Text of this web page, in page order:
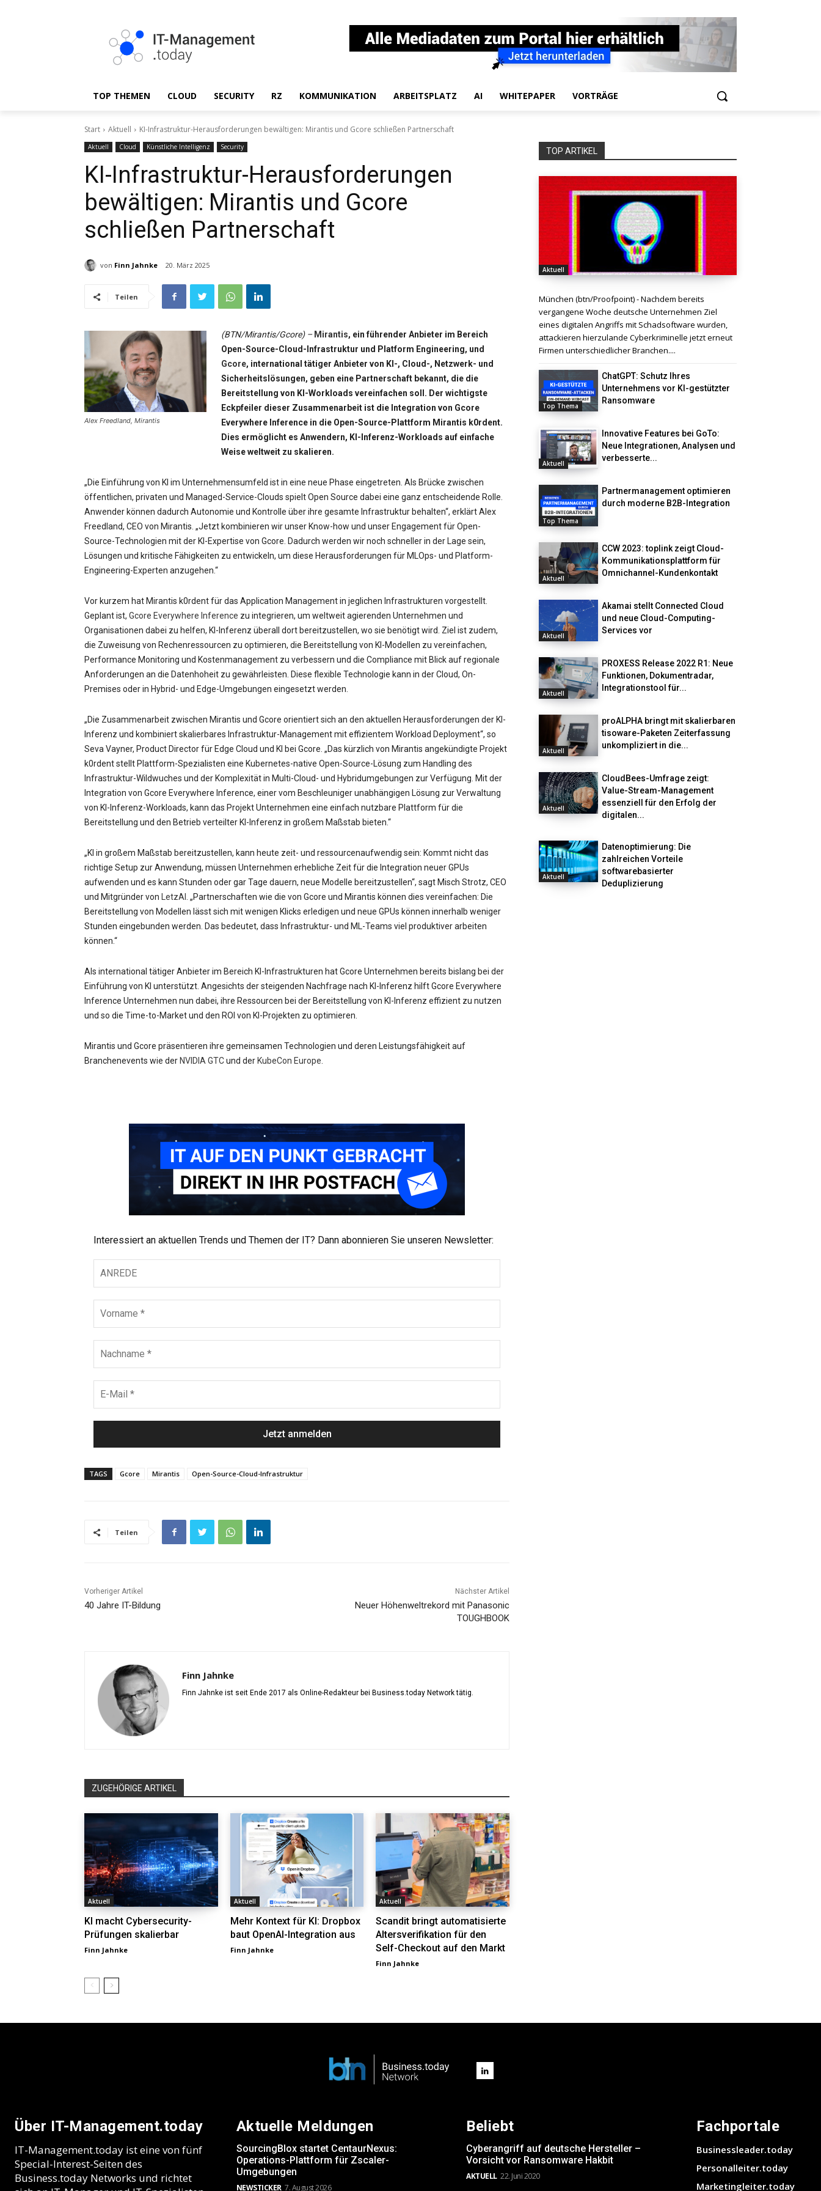
TOP THEMEN CLOUD SECURITY RZ KOMMUNIKATION ARBEITSPLATZ AI WHITEPAPER VORTRÄGE
Start Aktuell KI-Infrastruktur-Herausforderungen bewältigen: Mirantis und Gcore schließen Partnerschaft
Aktuell Cloud Künstliche Intelligenz Security
KI-Infrastruktur-Herausforderungen
bewältigen: Mirantis und Gcore
schließen Partnerschaft
von Finn Jahnke 20. März 2025
Teilen
Alex Freedland, Mirantis
(BTN/Mirantis/Gcore) – Mirantis, ein führender Anbieter im Bereich
Open-Source-Cloud-Infrastruktur und Platform Engineering, und
Gcore, international tätiger Anbieter von KI-, Cloud-, Netzwerk- und
Sicherheitslösungen, geben eine Partnerschaft bekannt, die die
Bereitstellung von KI-Workloads vereinfachen soll. Der wichtigste
Eckpfeiler dieser Zusammenarbeit ist die Integration von Gcore
Everywhere Inference in die Open-Source-Plattform Mirantis k0rdent.
Dies ermöglicht es Anwendern, KI-Inferenz-Workloads auf einfache
Weise weltweit zu skalieren.
„Die Einführung von KI im Unternehmensumfeld ist in eine neue Phase eingetreten. Als Brücke zwischen
öffentlichen, privaten und Managed-Service-Clouds spielt Open Source dabei eine ganz entscheidende Rolle.
Anwender können dadurch Autonomie und Kontrolle über ihre gesamte Infrastruktur behalten“, erklärt Alex
Freedland, CEO von Mirantis. „Jetzt kombinieren wir unser Know-how und unser Engagement für Open-
Source-Technologien mit der KI-Expertise von Gcore. Dadurch werden wir noch schneller in der Lage sein,
Lösungen und kritische Fähigkeiten zu entwickeln, um diese Herausforderungen für MLOps- und Platform-
Engineering-Experten anzugehen.“
Vor kurzem hat Mirantis k0rdent für das Application Management in jeglichen Infrastrukturen vorgestellt.
Geplant ist, Gcore Everywhere Inference zu integrieren, um weltweit agierenden Unternehmen und
Organisationen dabei zu helfen, KI-Inferenz überall dort bereitzustellen, wo sie benötigt wird. Ziel ist zudem,
die Zuweisung von Rechenressourcen zu optimieren, die Bereitstellung von KI-Modellen zu vereinfachen,
Performance Monitoring und Kostenmanagement zu verbessern und die Compliance mit Blick auf regionale
Anforderungen an die Datenhoheit zu gewährleisten. Diese flexible Technologie kann in der Cloud, On-
Premises oder in Hybrid- und Edge-Umgebungen eingesetzt werden.
„Die Zusammenarbeit zwischen Mirantis und Gcore orientiert sich an den aktuellen Herausforderungen der KI-
Inferenz und kombiniert skalierbares Infrastruktur-Management mit effizientem Workload Deployment“, so
Seva Vayner, Product Director für Edge Cloud und KI bei Gcore. „Das kürzlich von Mirantis angekündigte Projekt
k0rdent stellt Plattform-Spezialisten eine Kubernetes-native Open-Source-Lösung zum Handling des
Infrastruktur-Wildwuches und der Komplexität in Multi-Cloud- und Hybridumgebungen zur Verfügung. Mit der
Integration von Gcore Everywhere Inference, einer vom Beschleuniger unabhängigen Lösung zur Verwaltung
von KI-Inferenz-Workloads, kann das Projekt Unternehmen eine einfach nutzbare Plattform für die
Bereitstellung und den Betrieb verteilter KI-Inferenz in großem Maßstab bieten.“
„KI in großem Maßstab bereitzustellen, kann heute zeit- und ressourcenaufwendig sein: Kommt nicht das
richtige Setup zur Anwendung, müssen Unternehmen erhebliche Zeit für die Integration neuer GPUs
aufwenden und es kann Stunden oder gar Tage dauern, neue Modelle bereitzustellen“, sagt Misch Strotz, CEO
und Mitgründer von
LetzAI
. „Partnerschaften wie die von Gcore und Mirantis können dies vereinfachen: Die
Bereitstellung von Modellen lässt sich mit wenigen Klicks erledigen und neue GPUs können innerhalb weniger
Stunden eingebunden werden. Das bedeutet, dass Infrastruktur- und ML-Teams viel produktiver arbeiten
können.“
Als international tätiger Anbieter im Bereich KI-Infrastrukturen hat Gcore Unternehmen bereits bislang bei der
Einführung von KI unterstützt. Angesichts der steigenden Nachfrage nach KI-Inferenz hilft Gcore Everywhere
Inference Unternehmen nun dabei, ihre Ressourcen bei der Bereitstellung von KI-Inferenz effizient zu nutzen
und so die Time-to-Market und den ROI von KI-Projekten zu optimieren.
Mirantis und Gcore präsentieren ihre gemeinsamen Technologien und deren Leistungsfähigkeit auf
Branchenevents wie der NVIDIA GTCund der KubeCon Europe
Interessiert an aktuellen Trends und Themen der IT? Dann abonnieren Sie unseren Newsletter:
TAGS Gcore Mirantis Open-Source-Cloud-Infrastruktur
Teilen
Vorheriger Artikel
40 Jahre IT-Bildung
Nächster Artikel
Neuer Höhenweltrekord mit Panasonic
TOUGHBOOK
Finn Jahnke
Finn Jahnke ist seit Ende 2017 als Online-Redakteur bei Business.today Network tätig.
ZUGEHÖRIGE ARTIKEL
Aktuell
KI macht Cybersecurity-
Prüfungen skalierbar
Finn Jahnke
Aktuell
Mehr Kontext für KI: Dropbox
baut OpenAI-Integration aus
Finn Jahnke
Aktuell
Scandit bringt automatisierte
Altersverifikation für den
Self-Checkout auf den Markt
Finn Jahnke
TOP ARTIKEL
Aktuell
München (btn/Proofpoint) - Nachdem bereits
vergangene Woche deutsche Unternehmen Ziel
eines digitalen Angriffs mit Schadsoftware wurden,
attackieren hierzulande Cyberkriminelle jetzt erneut
Firmen unterschiedlicher Branchen....
Top Thema
ChatGPT: Schutz Ihres
Unternehmens vor KI-gestützter
Ransomware
Aktuell
Innovative Features bei GoTo:
Neue Integrationen, Analysen und
verbesserte...
Top Thema
Partnermanagement optimieren
durch moderne B2B-Integration
Aktuell
CCW 2023: toplink zeigt Cloud-
Kommunikationsplattform für
Omnichannel-Kundenkontakt
Aktuell
Akamai stellt Connected Cloud
und neue Cloud-Computing-
Services vor
Aktuell
PROXESS Release 2022 R1: Neue
Funktionen, Dokumentradar,
Integrationstool für...
Aktuell
proALPHA bringt mit skalierbaren
tisoware-Paketen Zeiterfassung
unkompliziert in die...
Aktuell
CloudBees-Umfrage zeigt:
Value-Stream-Management
essenziell für den Erfolg der
digitalen...
Aktuell
Datenoptimierung: Die
zahlreichen Vorteile
softwarebasierter
Deduplizierung
Über IT-Management.today
IT-Management.today ist eine von fünf
Special-Interest-Seiten des
Business.today Networks und richtet
Aktuelle Meldungen
SourcingBlox startet CentaurNexus:
Operations-Plattform für Zscaler-
Umgebungen
NEWSTICKER 7. August 2026
Beliebt
Cyberangriff auf deutsche Hersteller –
Vorsicht vor Ransomware Hakbit
AKTUELL 22. Juni 2020
Fachportale
Businessleader.today
Personalleiter.today
Marketingleiter.today